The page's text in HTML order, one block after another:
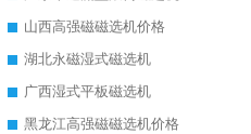
山西高强磁磁选机价格
湖北永磁湿式磁选机
广西湿式平板磁选机
黑龙江高强磁磁选机价格